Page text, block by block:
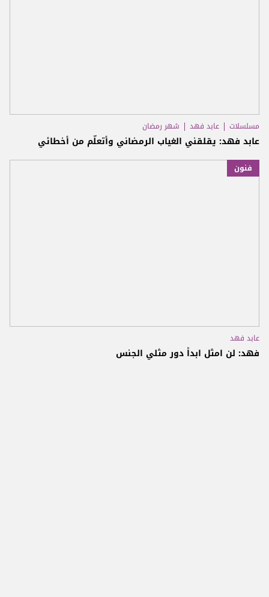
مسلسلات عابد فهد شهر رمضان
عابد فهد: يقلقني الغياب الرمضاني وأتعلّم من أخطائي
فنون
عابد فهد
فهد: لن امثل ابداً دور مثلي الجنس